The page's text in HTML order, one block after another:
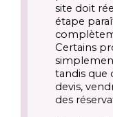
site doit
étape
Certains
tandis que
devis,
des